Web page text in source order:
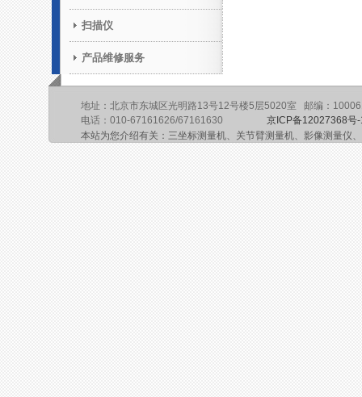
扫描仪
产品维修服务
地址：北京市东城区光明路13号12号楼5层5020室 邮编：
电话：010-67161626/67161630 京ICP备12027368号
本站为您介绍有关：三坐标测量机、关节臂测量机、影像测量仪